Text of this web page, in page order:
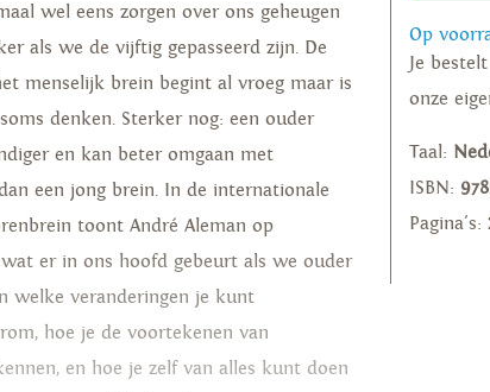
wel eens zorgen over ons geheugen
als we de vijftig gepasseerd zijn. De
menselijk brein begint al vroeg maar is
denken. Sterker nog: een ouder
en kan beter omgaan met
een jong brein. In de internationale
toont André Aleman op
er in ons hoofd gebeurt als we ouder
welke veranderingen je kunt
hoe je de voortekenen van
en hoe je zelf van alles kunt doen
Op
Je
onze
Taal:
ISBN:
Pagina's: